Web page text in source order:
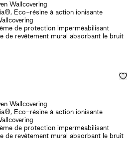
Wallcovering
Eco-résine à action ionisante
de protection imperméabilisant
de revêtement mural absorbant le bruit
Wallcovering
Eco-résine à action ionisante
de protection imperméabilisant
de revêtement mural absorbant le bruit